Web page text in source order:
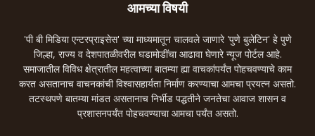
आमच्या विषयी
'पी बी मिडिया एन्टरप्राइसेस' च्या माध्यमातून चालवले जाणारे 'पुणे बुलेटिन' हे पुणे
जिल्हा, राज्य व देशपातळीवरील घडामोडींचा आढावा घेणारे न्यूज पोर्टल आहे.
समाजातील विविध क्षेत्रातील महत्वाच्या बातम्या ह्या वाचकांपर्यंत पोहचवण्याचे काम
करत असतानाच वाचनकांची विश्वासहार्यता निर्माण करण्याचा आमचा प्रयत्न असतो.
तटस्थपणे बातम्या मांडत असतानाच निर्भीड पद्धतीने जनतेचा आवाज शासन व
प्रशासनपर्यंत पोहचवण्याचा आमचा पर्यंत असतो.